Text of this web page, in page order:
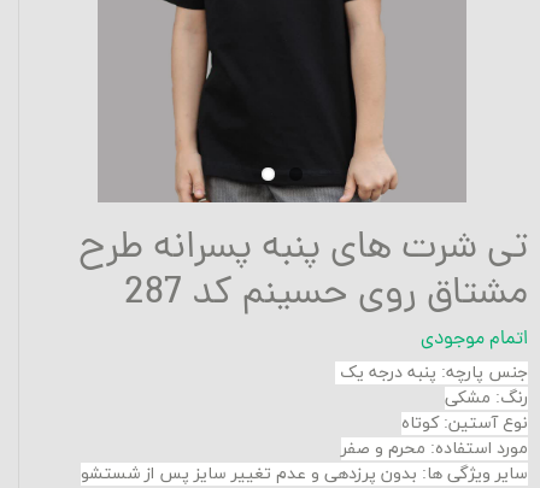
تی شرت های پنبه پسرانه طرح
مشتاق روی حسینم کد 287
اتمام موجودی
جنس پارچه: پنبه درجه یک
رنگ: مشکی
نوع آستین: کوتاه
مورد استفاده: محرم و صفر
سایر ویژگی ها: بدون پرزدهی و عدم تغییر سایز پس از شستشو